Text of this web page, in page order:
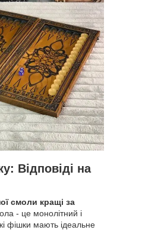
Відповіді на
смоли кращі за
- це монолітний і
фішки мають ідеальне